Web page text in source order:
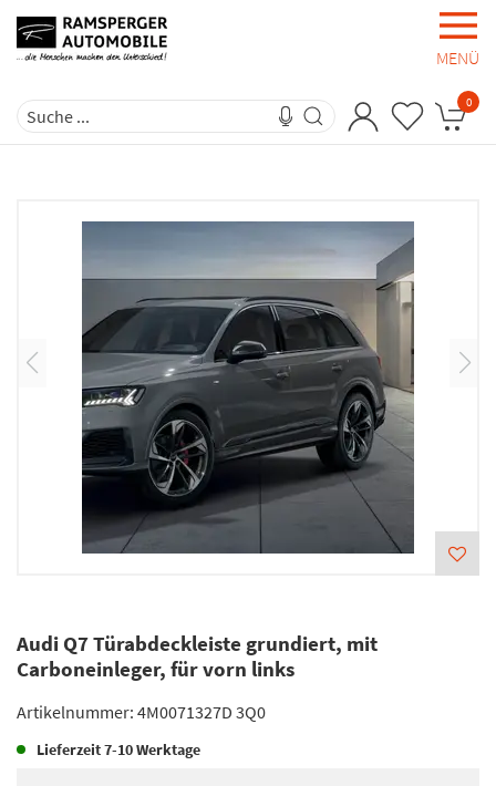
MENÜ
0
Audi Q7 Türabdeckleiste grundiert, mit
Carboneinleger, für vorn links
Artikelnummer: 4M0071327D 3Q0
Lieferzeit7-10 Werktage